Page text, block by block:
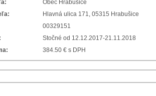
Obec Hrabušice
Hlavná ulica 171, 05315 Hrabušice
00329151
Stočné od 12.12.2017-21.11.2018
384.50 € s DPH